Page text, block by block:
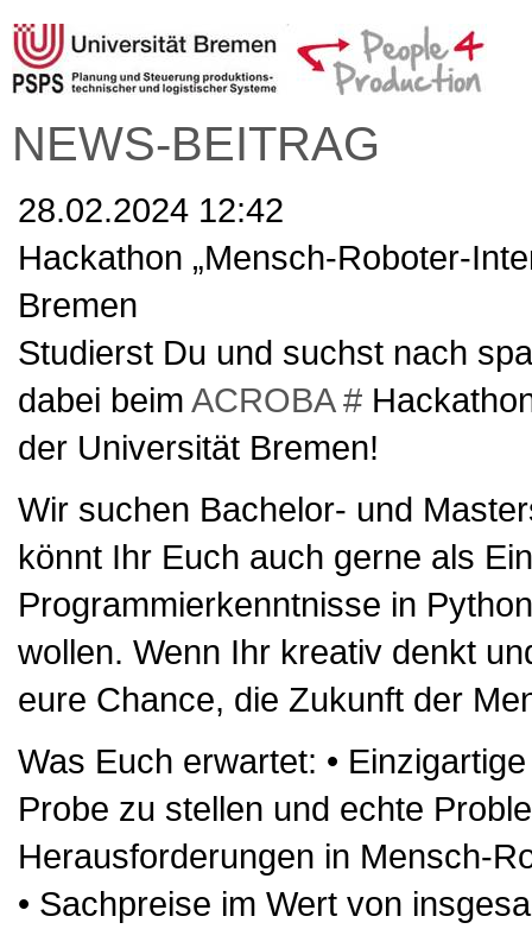
NEWS-BEITRAG
28.02.2024 12:42
Hackathon „Mensch-Roboter-
Bremen
Studierst Du und suchst nach
dabei beim ACROBA #
der Universität Bremen!
Wir suchen Bachelor- und
könnt Ihr Euch auch gerne als
Programmierkenntnisse in
wollen. Wenn Ihr kreativ denkt
eure Chance, die Zukunft der
Was Euch erwartet: •
Probe zu stellen und echte
Herausforderungen in Mensch-
• Sachpreise im Wert von